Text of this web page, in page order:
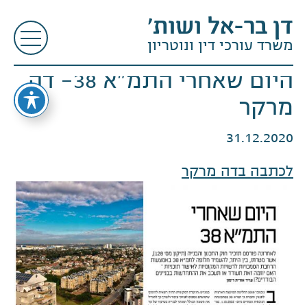
דן בר-אל ושות׳
משרד עורכי דין ונוטריון
היום שאחרי התמ"א 38- דה
מרקר
31.12.2020
לכתבה בדה מרקר